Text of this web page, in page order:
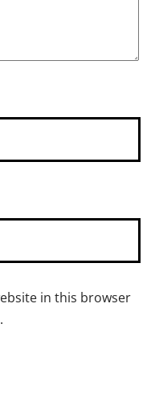
in this browser